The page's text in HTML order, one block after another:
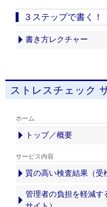
３ステップで書く
書き方レクチャー
ストレスチェック
ホーム
トップ／概要
サービス内容
質の高い検査結果（受
管理者の負担を軽減す